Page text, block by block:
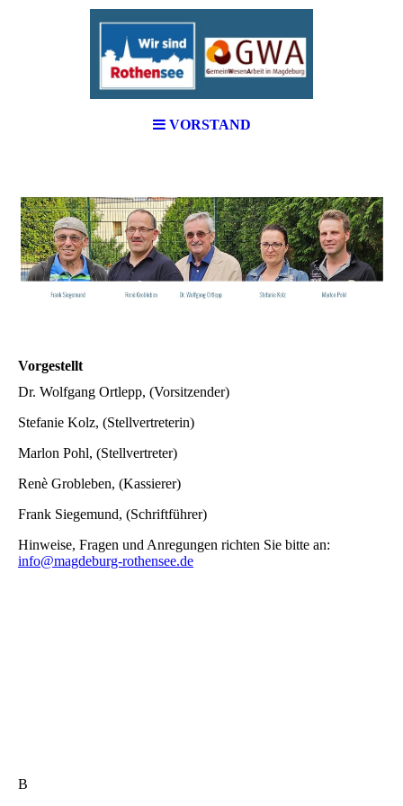
VORSTAND
Vorgestellt
Dr. Wolfgang Ortlepp, (Vorsitzender)
Stefanie Kolz, (Stellvertreterin)
Marlon Pohl, (Stellvertreter)
Renè Grobleben, (Kassierer)
Frank Siegemund, (Schriftführer)
Hinweise, Fragen und Anregungen richten Sie bitte an:
info@magdeburg-rothensee.de
B